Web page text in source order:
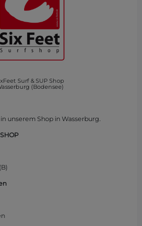
Surf & SUP Shop
(Bodensee)
unserem Shop in Wasserburg.